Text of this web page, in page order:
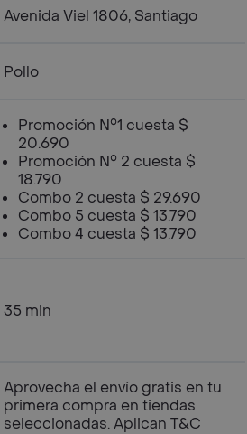
Avenida Viel 1806, Santiago
Pollo
Promoción N°1 cuesta $
20.690
Promoción N° 2 cuesta $
18.790
Combo 2 cuesta $ 29.690
Combo 5 cuesta $ 13.790
Combo 4 cuesta $ 13.790
35 min
Aprovecha el envío gratis en tu
primera compra en tiendas
seleccionadas. Aplican T&C